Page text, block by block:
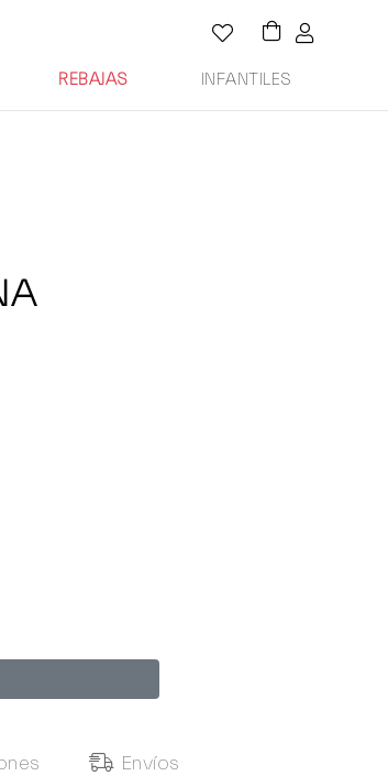
REBAJAS INFANTILES
Envíos